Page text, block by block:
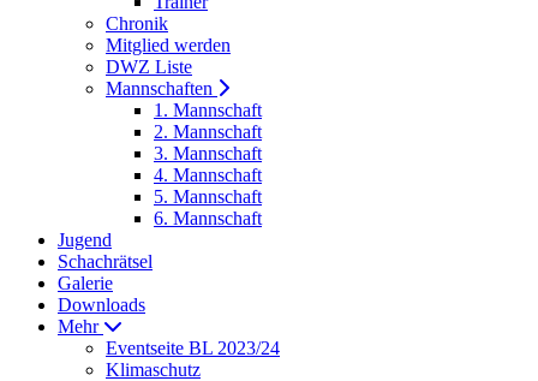
Chronik
Mitglied werden
DWZ Liste
Mannschaften
1. Mannschaft
2. Mannschaft
3. Mannschaft
4. Mannschaft
5. Mannschaft
6. Mannschaft
Jugend
Schachrätsel
Galerie
Downloads
Mehr
Eventseite BL 2023/24
Klimaschutz